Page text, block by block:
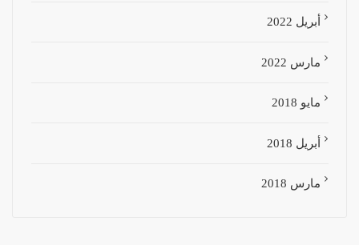
أبريل 2022
مارس 2022
مايو 2018
أبريل 2018
مارس 2018